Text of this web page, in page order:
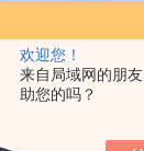
欢迎您！
来自局域网的朋
助您的吗？
务体系